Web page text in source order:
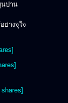
ปาน
ย่างจุใจ
shares]